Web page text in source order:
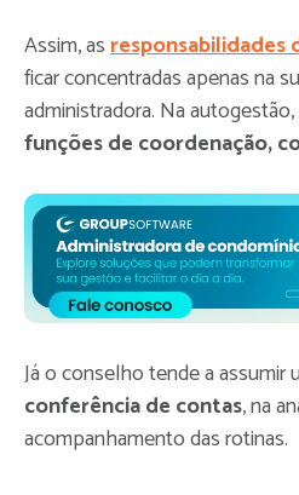
Assim, asresponsabilidades
ficar concentradas apenas na
administradora. Na
funções de coordenação,
Já o conselho tende a assumir
conferência de contas, na
acompanhamento das rotinas.